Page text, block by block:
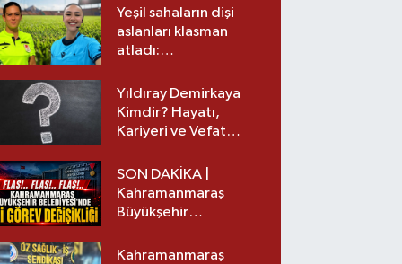
Yeşil sahaların dişi
aslanları klasman
atladı:
üst lige iki transfer!
Yıldıray Demirkaya
Kimdir? Hayatı,
Kariyeri ve Vefat
SON DAKİKA |
Kahramanmaraş
Büyükşehir
görev değişikliği!
Kahramanmaraş